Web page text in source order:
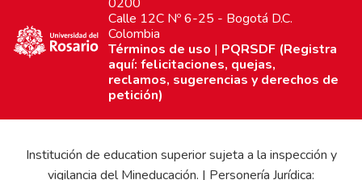
Calle 12C Nº 6-25 - Bogotá D.C.
Colombia
Términos de uso | PQRSDF (Registra
aquí: felicitaciones, quejas,
reclamos, sugerencias y derechos de
petición)
Institución de education superior sujeta a la inspección y
vigilancia del Mineducación. | Personería Jurídica: